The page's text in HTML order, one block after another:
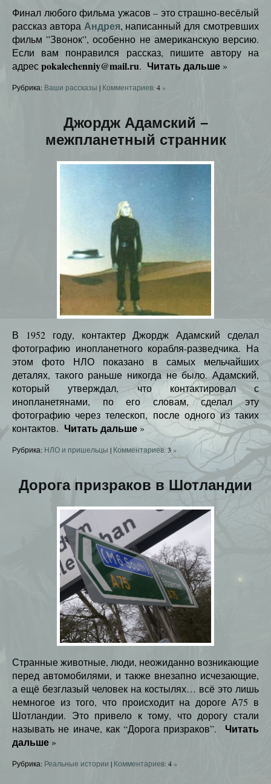
Финал любого фильма ужасов – это страшно-весёлый
рассказ автора Андрея, написанный для смотревших
фильм ”Звонок”, особенно не американскую версию.
Если вам понравился рассказ, пишите автору на
адресpokalechenniy@mail.ru. Читать дальше »
Рубрика: Ваши рассказы | Комментариев: 4 »
Джордж Адамский –
межпланетный странник
В 1952 году, контактер Джордж Адамский сделал
фотографию инопланетного корабля-разведчика. На
этом фото НЛО показано в самых мельчайших
деталях, такого раньше никогда не было. Адамский,
который утверждал, что контактировал с
инопланетянами, по его словам, сделал эту
фотографию через телескоп, после одного из таких
контактов. Читать дальше»
Рубрика: НЛО и пришельцы | Комментариев:3»
Дорога призраков в Шотландии
Странные животные, люди, неожиданно возникающие
перед автомобилями, и также внезапно исчезающие,
а ещё безглазый человек на костылях… всё это лишь
немногое из того, что происходит на дороге А75 в
Шотландии. Это привело к тому, что дорогу стали
называть не иначе, как “Дорога призраков”.
Читать
дальше »
Рубрика: Реальные истории | Комментариев: 4 »